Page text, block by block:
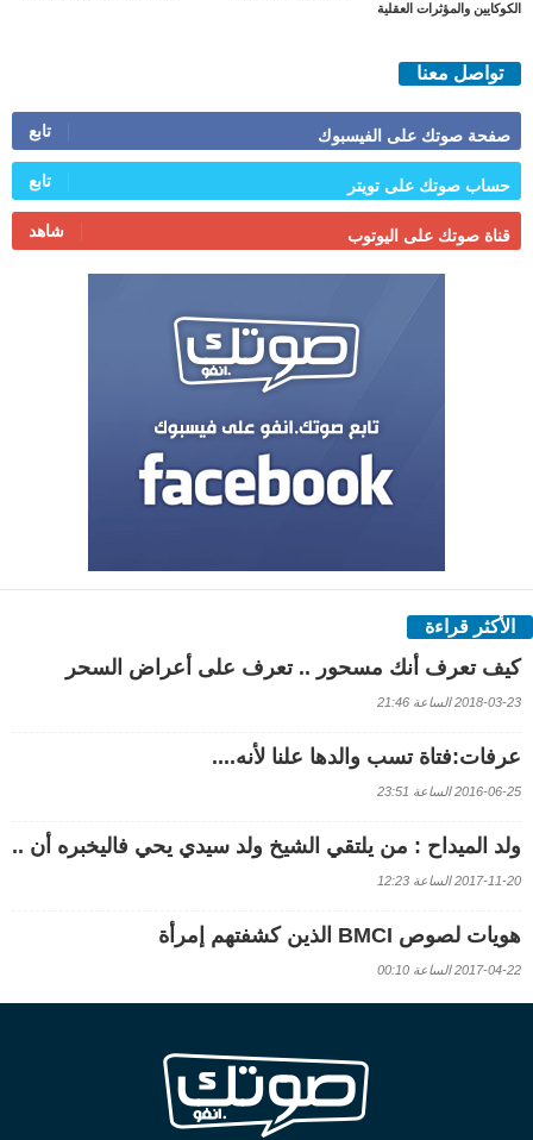
الكوكايين والمؤثرات العقلية
تواصل معنا
صفحة صوتك على الفيسبوك تابع
حساب صوتك على تويتر تابع
قناة صوتك على اليوتوب شاهد
الأكثر قراءة
كيف تعرف أنك مسحور .. تعرف على أعراض السحر
2018-03-23 الساعة 21:46
عرفات:فتاة تسب والدها علنا لأنه....
2016-06-25 الساعة 23:51
ولد الميداح : من يلتقي الشيخ ولد سيدي يحي فاليخبره أن ..
2017-11-20 الساعة 12:23
هويات لصوص BMCI الذين كشفتهم إمرأة
2017-04-22 الساعة 00:10